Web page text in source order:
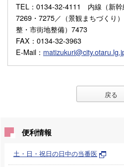
TEL ：0134-32-4111 内線（新幹
7269・7275／（景観まちづくり
整・市街地整備）7473
FAX ：0134-32-3963
E-Mail ：
戻る
便利情報
土・日・祝日の日中の当番医